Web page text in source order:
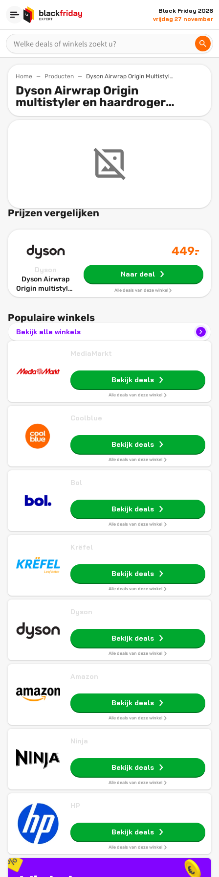
Black Friday 2026
vrijdag 27 november
Home Producten Dyson Airwrap Origin Multistyler En Haardroger Nikkelkoper
Dyson Airwrap Origin
multistyler en haardroger
(Nikkel/Koper)
Prijzen vergelijken
Dyson
Dyson Airwrap
Origin multistyler
en haardroger
449.
-
Naar deal
Alle deals van deze winkel
Populaire winkels
Bekijk alle winkels
MediaMarkt
Bekijk deals
Alle deals van deze winkel
Coolblue
Bekijk deals
Alle deals van deze winkel
Bol
Bekijk deals
Alle deals van deze winkel
Krëfel
Bekijk deals
Alle deals van deze winkel
Dyson
Bekijk deals
Alle deals van deze winkel
Amazon
Bekijk deals
Alle deals van deze winkel
Ninja
Bekijk deals
Alle deals van deze winkel
HP
Bekijk deals
Alle deals van deze winkel